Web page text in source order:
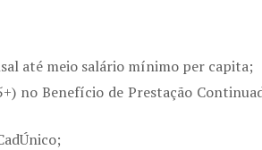
até meio salário mínimo per capita;
no Benefício de Prestação